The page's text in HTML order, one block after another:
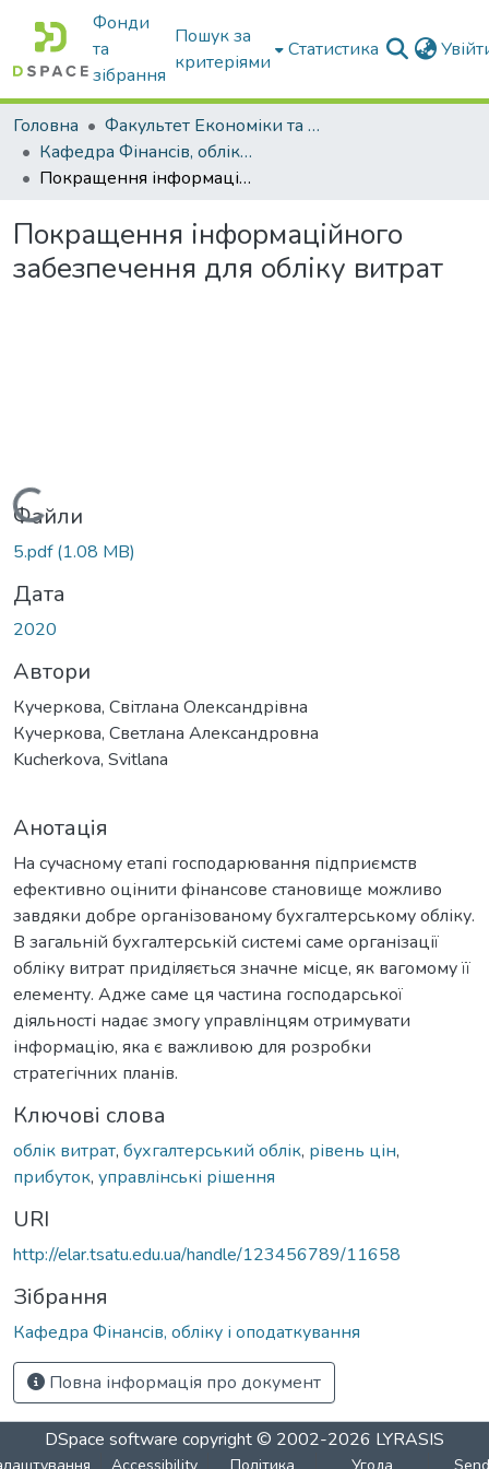
Фонди
та
зібрання
Пошук за
критеріями
Статистика
Головна
Факультет Економіки та бізнесу
Кафедра Фінансів, обліку і оподаткування
Покращення інформаційного забезпечення для обліку витрат
Покращення інформаційного
забезпечення для обліку витрат
Вантажиться...
Файли
5.pdf(1.08 MB)
Дата
2020
Автори
Кучеркова, Світлана Олександрівна
Кучеркова, Светлана Александровна
Kucherkova, Svitlana
Анотація
На сучасному етапі господарювання підприємств
ефективно оцінити фінансове становище можливо
завдяки добре організованому бухгалтерському обліку.
В загальній бухгалтерській системі саме організації
обліку витрат приділяється значне місце, як вагомому її
елементу. Адже саме ця частина господарської
діяльності надає змогу управлінцям отримувати
інформацію, яка є важливою для розробки
стратегічних планів.
Ключові слова
облік витрат, бухгалтерський облік, рівень цін,
прибуток, управлінські рішення
URI
http://elar.tsatu.edu.ua/handle/123456789/11658
Зібрання
Кафедра Фінансів, обліку і оподаткування
Повна інформація про документ
DSpace software copyright © 2002-2026 LYRASIS